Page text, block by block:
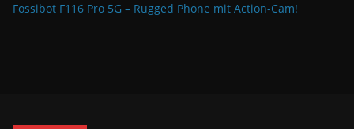
Fossibot F116 Pro 5G – Rugged Phone mit Action-Cam!